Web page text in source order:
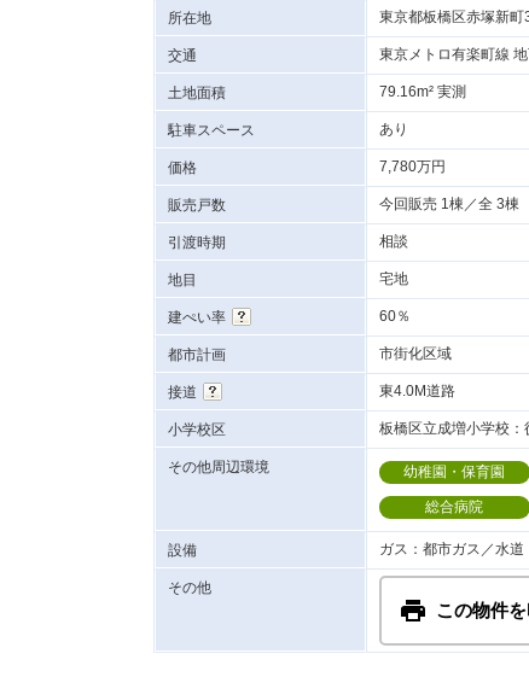
所在地 東京都板橋区赤塚新町
交通 東京メトロ有楽町線
土地面積 79.16m² 実測
駐車スペース あり
価格 7,780万円
販売戸数 今回販売 1棟／全 3棟
引渡時期 相談
地目 宅地
建ぺい率 60％
都市計画 市街化区域
接道 東4.0M道路
小学校区 板橋区立成増小学校：
その他周辺環境 幼稚園・保育園
総合病院
設備 ガス：都市ガス／水
その他
この物件を